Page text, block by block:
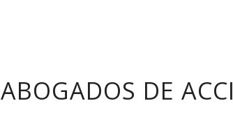
ABOGADOS DE